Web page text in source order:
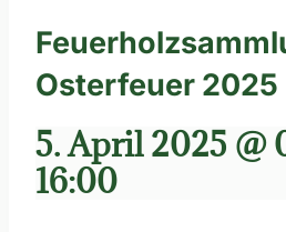
Osterfeuer 2025
5. April 2025 @
16:00